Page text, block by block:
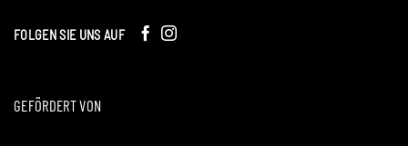
FOLGEN SIE UNS AUF
GEFÖRDERT VON